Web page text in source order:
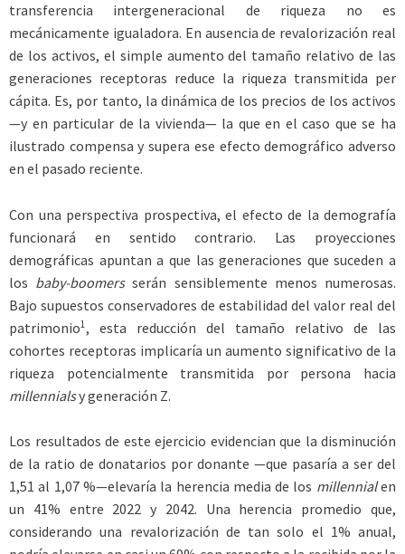
transferencia intergeneracional de riqueza no es
mecánicamente igualadora. En ausencia de revalorización real
de los activos, el simple aumento del tamaño relativo de las
generaciones receptoras reduce la riqueza transmitida per
cápita. Es, por tanto, la dinámica de los precios de los activos
—y en particular de la vivienda— la que en el caso que se ha
ilustrado compensa y supera ese efecto demográfico adverso
en el pasado reciente.
Con una perspectiva prospectiva, el efecto de la demografía
funcionará en sentido contrario. Las proyecciones
demográficas apuntan a que las generaciones que suceden a
los baby-boomersserán sensiblemente menos numerosas.
Bajo supuestos conservadores de estabilidad del valor real del
patrimonio1, esta reducción del tamaño relativo de las
cohortes receptoras implicaría un aumento significativo de la
riqueza potencialmente transmitida por persona hacia
millennialsy generación Z.
Los resultados de este ejercicio evidencian que la disminución
de la ratio de donatarios por donante —que pasaría a ser del
1,51 al 1,07 %—elevaría la herencia media de los millennialen
un 41% entre 2022 y 2042. Una herencia promedio que,
considerando una revalorización de tan solo el 1% anual,